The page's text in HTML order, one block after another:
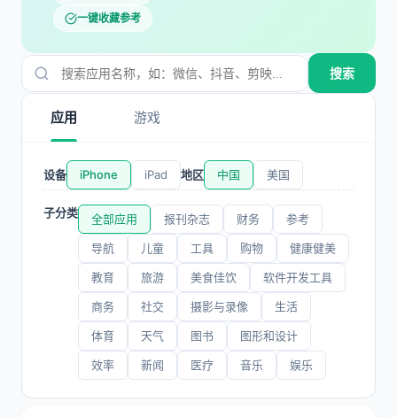
一键收藏参考
搜索
应用 游戏
设备 iPhone iPad 地区 中国 美国
子分类 全部应用 报刊杂志 财务 参考
导航 儿童 工具 购物 健康健美
教育 旅游 美食佳饮 软件开发工具
商务 社交 摄影与录像 生活
体育 天气 图书 图形和设计
效率 新闻 医疗 音乐 娱乐